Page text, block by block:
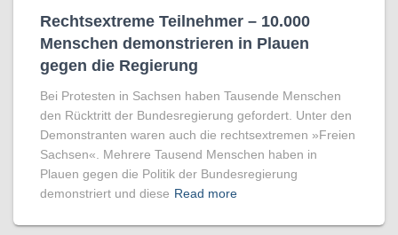
Rechtsextreme Teilnehmer – 10.000
Menschen demonstrieren in Plauen
gegen die Regierung
Bei Protesten in Sachsen haben Tausende Menschen
den Rücktritt der Bundesregierung gefordert. Unter den
Demonstranten waren auch die rechtsextremen »Freien
Sachsen«. Mehrere Tausend Menschen haben in
Plauen gegen die Politik der Bundesregierung
demonstriert und diese Read more